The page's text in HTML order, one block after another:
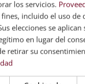
que certifica el
de socios de la
del título a
los servicios.
incluido el uso de
elecciones se aplican
en lugar del
retirar su